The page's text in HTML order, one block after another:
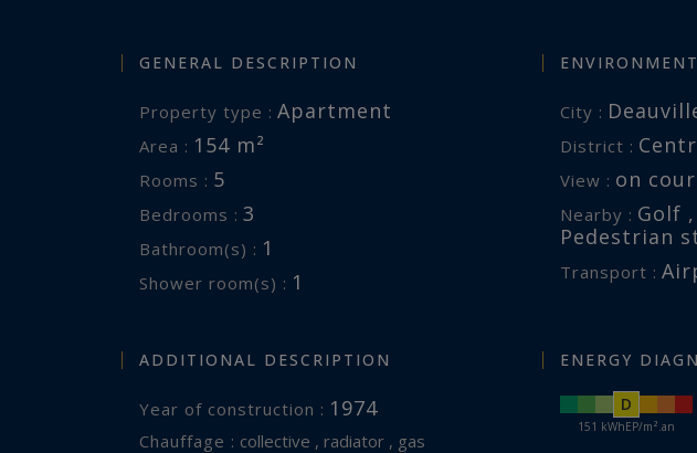
GENERAL DESCRIPTION
Property type : Apartment
Area : 154 m²
Rooms : 5
Bedrooms : 3
Bathroom(s) : 1
Shower room(s) : 1
ENVIRONMENT
City :
District :
View : on
Nearby : Golf
Pedestrian
Transport :
ADDITIONAL DESCRIPTION
Year of construction : 1974
Chauffage : collective , radiator , gas
ENERGY
D
151 kWhEP/m².an